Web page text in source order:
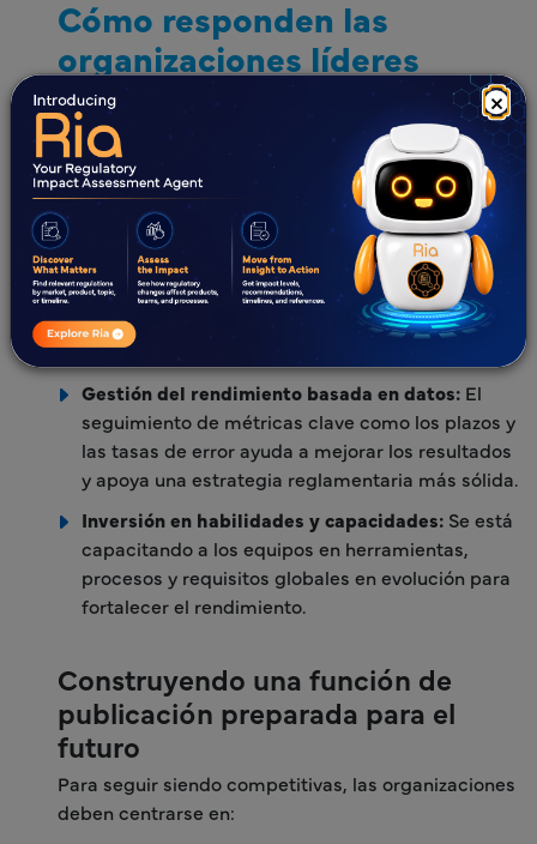
×
Cómo responden las
organizaciones líderes
Integración temprana de la publicación:
Las
organizaciones están involucrando a los equipos
de publicación antes en el proceso de gestión del
ciclo de vida de las presentaciones, mejorando la
planificación y la ejecución.
Planificación y coordinación centralizadas: La
alineación de actividades en todas las
presentaciones reglamentarias globales mejora
la visibilidad y la utilización de los recursos.
Gestión del rendimiento basada en datos: El
seguimiento de métricas clave como los plazos y
las tasas de error ayuda a mejorar los resultados
y apoya una estrategia reglamentaria más sólida.
Inversión en habilidades y capacidades: Se está
capacitando a los equipos en herramientas,
procesos y requisitos globales en evolución para
fortalecer el rendimiento.
Construyendo una función de
publicación preparada para el
futuro
Para seguir siendo competitivas, las organizaciones
deben centrarse en: